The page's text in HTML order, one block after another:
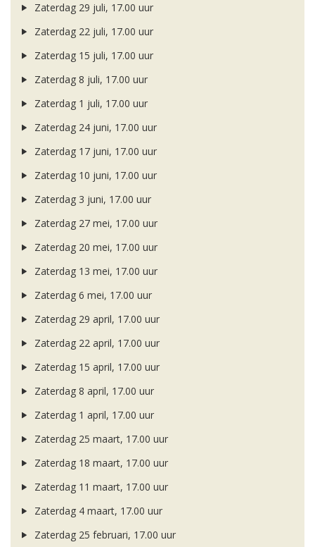
Zaterdag 29 juli, 17.00 uur
Zaterdag 22 juli, 17.00 uur
Zaterdag 15 juli, 17.00 uur
Zaterdag 8 juli, 17.00 uur
Zaterdag 1 juli, 17.00 uur
Zaterdag 24 juni, 17.00 uur
Zaterdag 17 juni, 17.00 uur
Zaterdag 10 juni, 17.00 uur
Zaterdag 3 juni, 17.00 uur
Zaterdag 27 mei, 17.00 uur
Zaterdag 20 mei, 17.00 uur
Zaterdag 13 mei, 17.00 uur
Zaterdag 6 mei, 17.00 uur
Zaterdag 29 april, 17.00 uur
Zaterdag 22 april, 17.00 uur
Zaterdag 15 april, 17.00 uur
Zaterdag 8 april, 17.00 uur
Zaterdag 1 april, 17.00 uur
Zaterdag 25 maart, 17.00 uur
Zaterdag 18 maart, 17.00 uur
Zaterdag 11 maart, 17.00 uur
Zaterdag 4 maart, 17.00 uur
Zaterdag 25 februari, 17.00 uur